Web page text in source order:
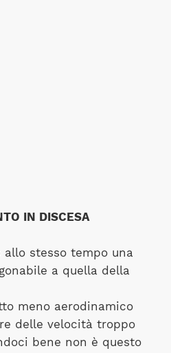
IN DISCESA
allo stesso tempo una
a quella della
meno aerodinamico
delle velocità troppo
bene non è questo